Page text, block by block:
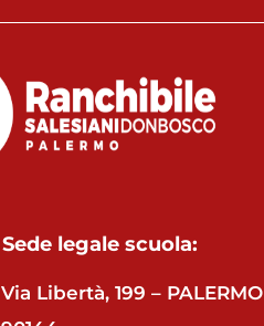
Sede legale scuola:
Via Libertà, 199 – PALERMO